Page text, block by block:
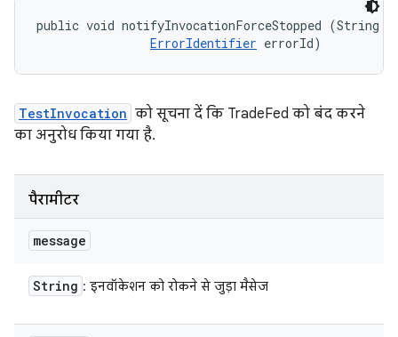
public void notifyInvocationForceStopped (String
ErrorIdentifier errorId)
TestInvocation को सूचना दें कि TradeFed को बंद करने
का अनुरोध किया गया है.
पैरामीटर
message
String : इनवॉकेशन को रोकने से जुड़ा मैसेज